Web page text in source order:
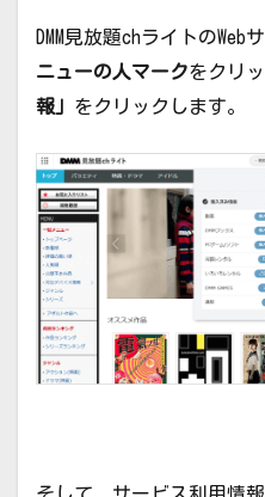
DMM見放題chライトのWeb
ニューの人マークをクリッ
報」 をクリックします。
そして、サービス利用情